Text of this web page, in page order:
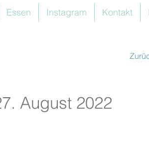
Essen Instagram Kontakt
August 2022